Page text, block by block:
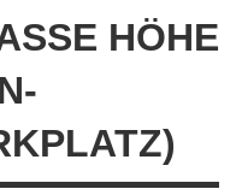
HÖHE H
T